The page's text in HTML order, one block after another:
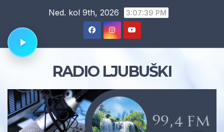
content
Ned. kol 9th, 2026 3:07:40 PM
RADIO LJUBUŠKI